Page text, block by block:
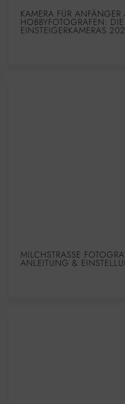
KAMERA FÜR ANFÄNGER
HOBBYFOTOGRAFEN:
EINSTEIGERKAMERAS
MILCHSTRASSE
NLEITUNG &